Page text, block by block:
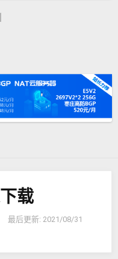
载
最后更新: 2021/08/31